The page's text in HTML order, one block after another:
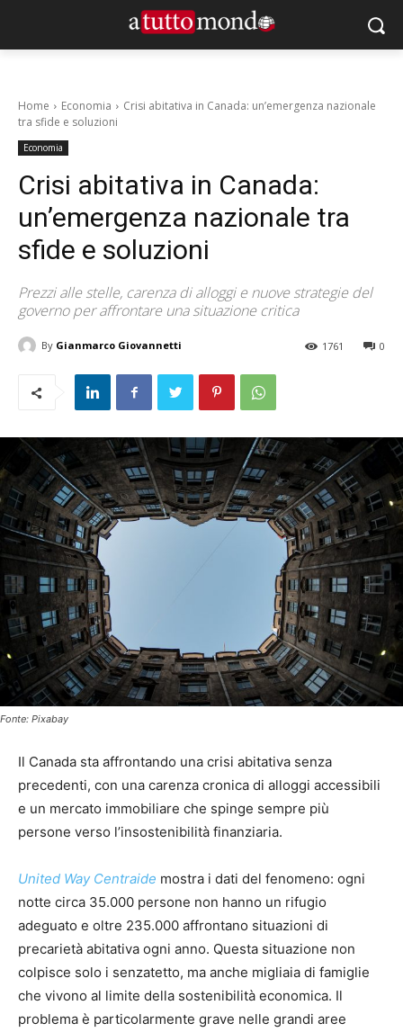
Home Economia
Crisi abitativa in Canada: un’emergenza nazionale
tra sfide e soluzioni
Economia
Crisi abitativa in Canada:
un’emergenza nazionale tra
sfide e soluzioni
Prezzi alle stelle, carenza di alloggi e nuove strategie del
governo per affrontare una situazione critica
By Gianmarco Giovannetti 0
1761
Fonte: Pixabay
Il Canada sta affrontando una crisi abitativa senza
precedenti, con una carenza cronica di alloggi accessibili
e un mercato immobiliare che spinge sempre più
persone verso l’insostenibilità finanziaria.
United Way Centraide mostra i dati del fenomeno: ogni
notte circa 35.000 persone non hanno un rifugio
adeguato e oltre 235.000 affrontano situazioni di
precarietà abitativa ogni anno. Questa situazione non
colpisce solo i senzatetto, ma anche migliaia di famiglie
che vivono al limite della sostenibilità economica. Il
problema è particolarmente grave nelle grandi aree